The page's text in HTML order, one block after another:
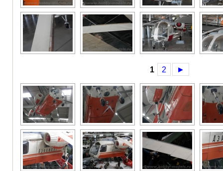
1 2 ►